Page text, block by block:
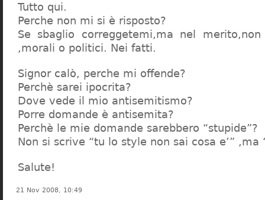
Tutto qui.
Perche non mi si è risposto?
Se sbaglio correggetemi,ma nel
,morali o politici. Nei fatti.
Signor calò, perche mi offende?
Perchè sarei ipocrita?
Dove vede il mio antisemitismo?
Porre domande è antisemita?
Perchè le mie domande sarebbero “stupide”?
Non si scrive “tu lo style non sai cosa e’” ,ma
Salute!
21 Nov 2008, 10:49